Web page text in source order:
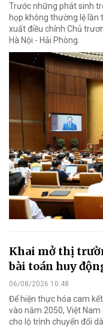
Trước những phát sinh
họp không thường lệ lần
xuất điều chỉnh Chủ
Hà Nội - Hải Phòng.
Khai mở thị
bài toán huy
06/08/2026 10:48
Để hiện thực hóa cam
vào năm 2050, Việt
cho lộ trình chuyển đổi